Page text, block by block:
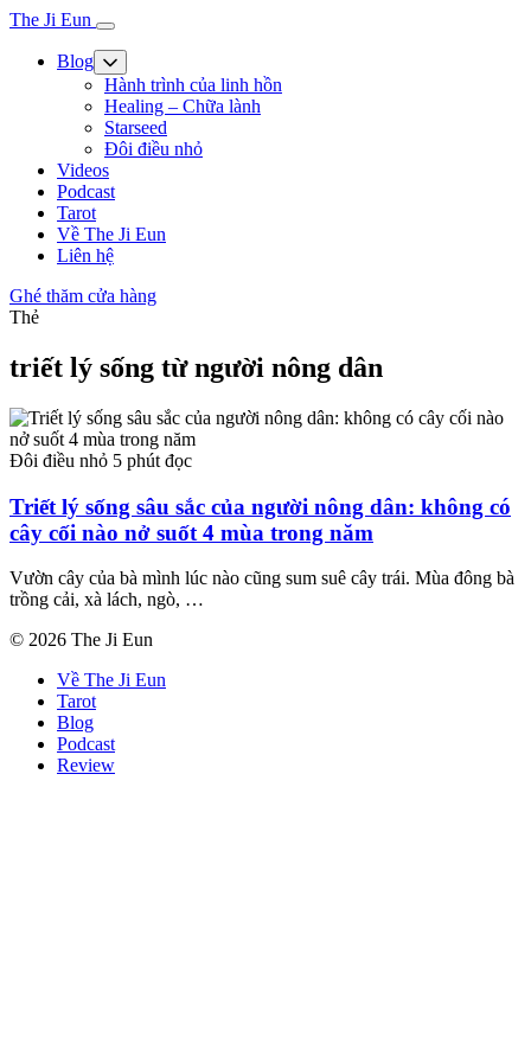
The Ji Eun
Blog
Hành trình của linh hồn
Healing – Chữa lành
Starseed
Đôi điều nhỏ
Videos
Podcast
Tarot
Về The Ji Eun
Liên hệ
Ghé thăm cửa hàng
Thẻ
triết lý sống từ người nông dân
Đôi điều nhỏ 5 phút đọc
Triết lý sống sâu sắc của người nông dân: không có
cây cối nào nở suốt 4 mùa trong năm
Vườn cây của bà mình lúc nào cũng sum suê cây trái. Mùa đông bà
trồng cải, xà lách, ngò, …
© 2026 The Ji Eun
Về The Ji Eun
Tarot
Blog
Podcast
Review